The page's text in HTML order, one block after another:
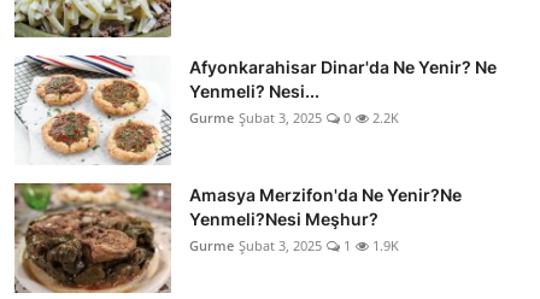
Afyonkarahisar Dinar'da Ne Yenir? Ne
Yenmeli? Nesi...
Gurme Şubat 3, 2025 0 2.2K
Amasya Merzifon'da Ne Yenir?Ne
Yenmeli?Nesi Meşhur?
Gurme Şubat 3, 2025 1 1.9K